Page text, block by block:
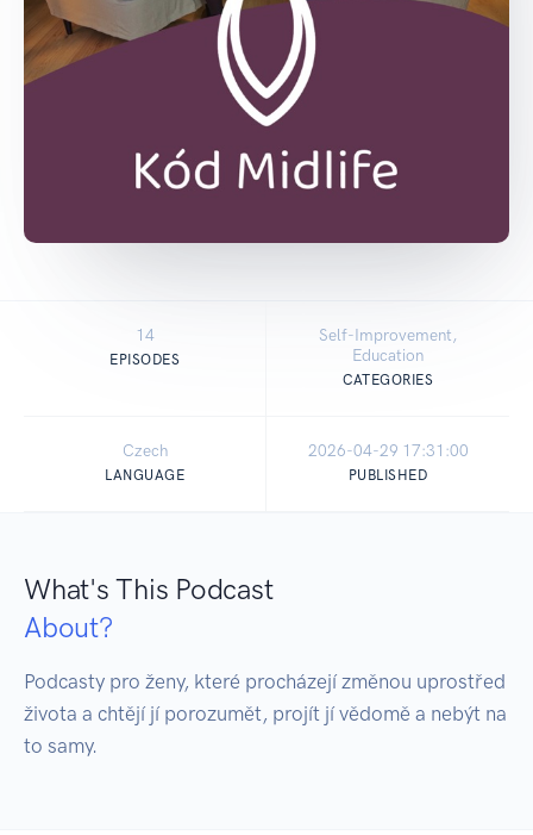
14
EPISODES
Self-Improvement,
Education
CATEGORIES
Czech
LANGUAGE
2026-04-29 17:31:00
PUBLISHED
What's This Podcast
About?
Podcasty pro ženy, které procházejí změnou uprostřed
života a chtějí jí porozumět, projít jí vědomě a nebýt na
to samy.